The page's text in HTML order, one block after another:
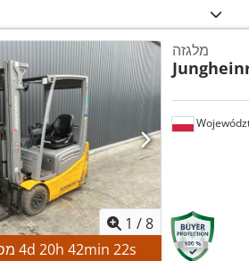
1 /8
4d 20h 42min 21s
מלגזה